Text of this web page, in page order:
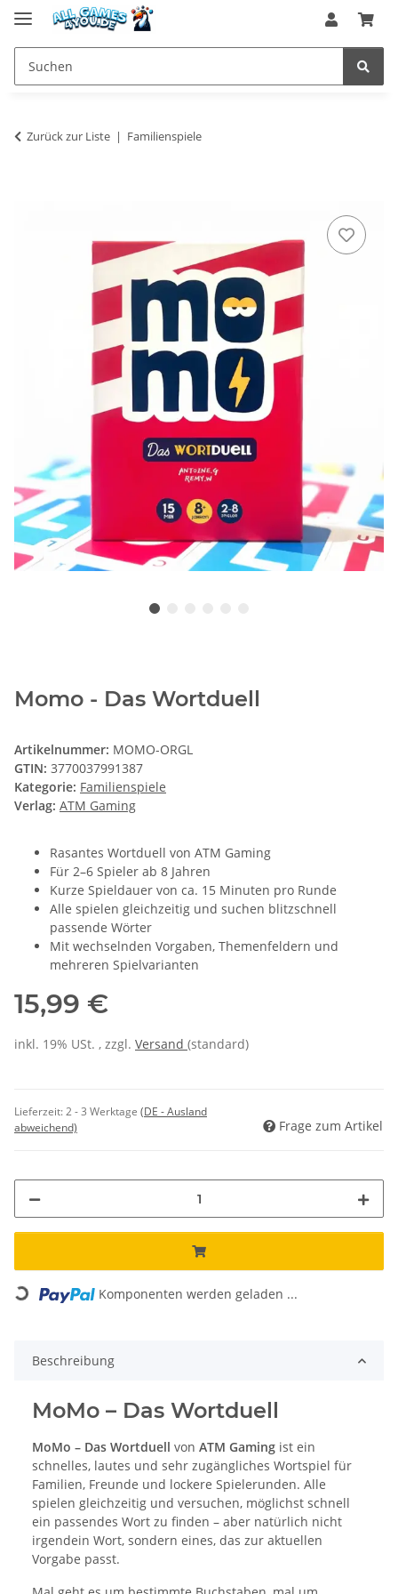
Zurück zur Liste Familienspiele
Momo - Das Wortduell
Artikelnummer: MOMO-ORGL
GTIN: 3770037991387
Kategorie: Familienspiele
Verlag: ATM Gaming
Rasantes Wortduell von ATM Gaming
Für 2–6 Spieler ab 8 Jahren
Kurze Spieldauer von ca. 15 Minuten pro Runde
Alle spielen gleichzeitig und suchen blitzschnell
passende Wörter
Mit wechselnden Vorgaben, Themenfeldern und
mehreren Spielvarianten
15,99 €
inkl. 19% USt. , zzgl. Versand (standard)
Lieferzeit:2 - 3 Werktage (DE - Ausland
abweichend)
Frage zum Artikel
Loading... Komponenten werden geladen ...
Beschreibung
MoMo – Das Wortduell
MoMo – Das Wortduell von ATM Gaming ist ein
schnelles, lautes und sehr zugängliches Wortspiel für
Familien, Freunde und lockere Spielerunden. Alle
spielen gleichzeitig und versuchen, möglichst schnell
ein passendes Wort zu finden – aber natürlich nicht
irgendein Wort, sondern eines, das zur aktuellen
Vorgabe passt.